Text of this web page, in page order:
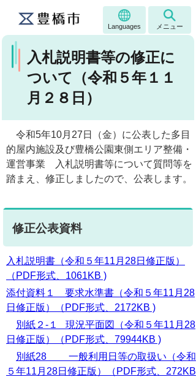
Languages メニュー
入札説明書等の修正に
ついて（令和５年１１
月２８日）
令和5年10月27日（金）に公表した多目
的屋内施設及び豊橋公園東側エリア整備・
運営事業 入札説明書等について質問等を
踏まえ、修正しましたので、公表します。
修正公表資料
入札説明書（令和５年11月28日修正版）
（PDF形式、1061KB )
添付資料１ 要求水準書（令和５年11月28
日修正版）（PDF形式、2172KB )
別紙２-１ 現況平面図（令和５年11月28
日修正版）（PDF形式、79944KB )
別紙28 一般利用日等の取扱い（令和
５年11月28日修正版）（PDF形式、272KB